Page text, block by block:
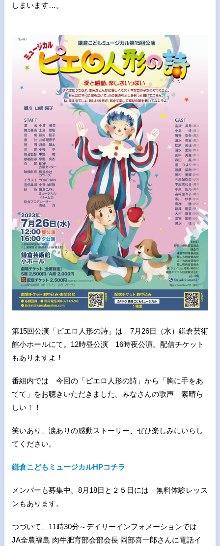
しまいます…。
第15回公演「ピエロ人形の詩」は 7月26日（水）鎌倉芸術
館小ホールにて。12時昼公演 16時夜公演。配信チケット
もありますよ！
番組内では 今回の「ピエロ人形の詩」から「胸に手をあ
てて」をお聴きいただきました。みなさんの歌声 素晴ら
しい！！
笑いあり、涙ありの感動ストーリー、ぜひ楽しみにいらし
てください。
鎌倉こどもミュージカルHPコチラ
メンバーも募集中。8月18日と２５日には 無料体験レッス
ンもあります。
つづいて、11時30分～デイリーインフォメーションでは
JA全農福島 肉牛肥育部会部会長 岡部喜一郎さんに電話イ